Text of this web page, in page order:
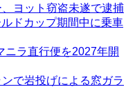
ヨット窃盗未遂で逮捕
ドカップ期間中に乗車
ニラ直行便を2027年開
で岩投げによる窓ガラ